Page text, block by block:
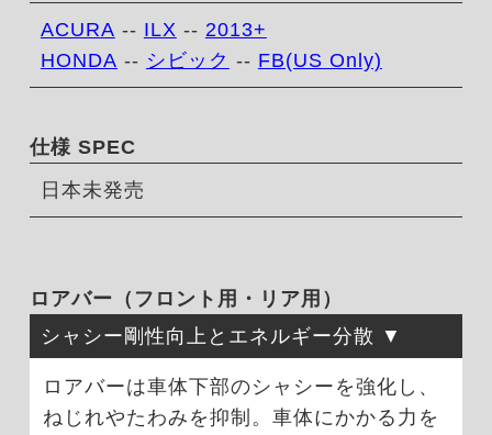
ACURA -- ILX -- 2013+
HONDA -- シビック -- FB(US Only)
仕様 SPEC
日本未発売
ロアバー（フロント用・リア用）
シャシー剛性向上とエネルギー分散
ロアバーは車体下部のシャシーを強化し、
ねじれやたわみを抑制。車体にかかる力を